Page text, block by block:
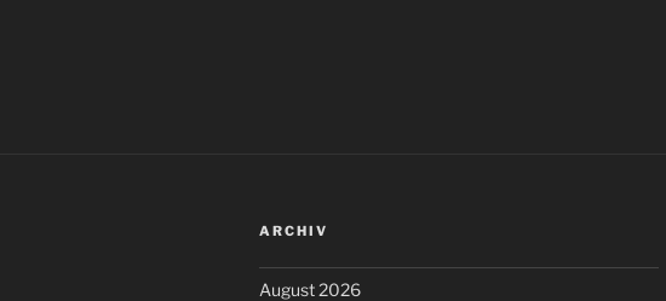
ARCHIV
August 2026